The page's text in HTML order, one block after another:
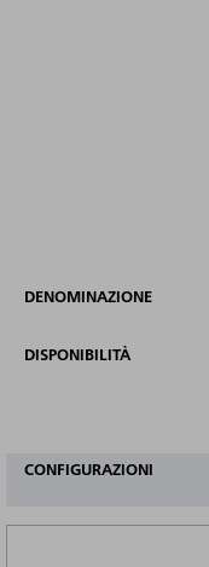
DENOMINAZIONE
DISPONIBILITÀ
CONFIGURAZIONI